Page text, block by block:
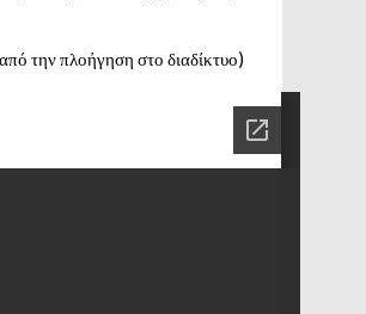
την πλοήγηση στο διαδίκτυο)